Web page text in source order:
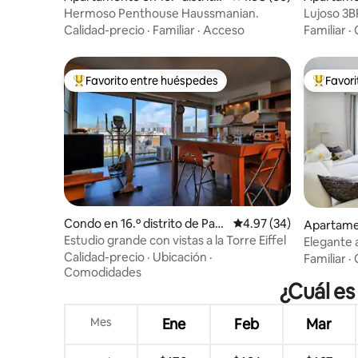
de París
Hermoso Penthouse Haussmanian.
Calidad-precio · Familiar · Acceso
de París
Lujoso
encanto
Familiar ·
Favorito entre huéspedes preferido
Favorito entre huéspedes
Condo en 16.º distrito de Parí
s
Calificación promedio:
4.97 (34)
Estudio grande con vistas a la Torre Eiffel
Calidad-precio · Ubicación ·
Comodidades
París
Elegante
Familiar ·
¿Cuál
Mes Ene Feb Mar